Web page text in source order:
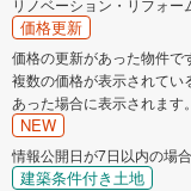
価格更新
価格の更新があった物件で
複数の価格が表示されてい
あった場合に表示されます。
NEW
情報公開日が7日以内の場
建築条件付き土地